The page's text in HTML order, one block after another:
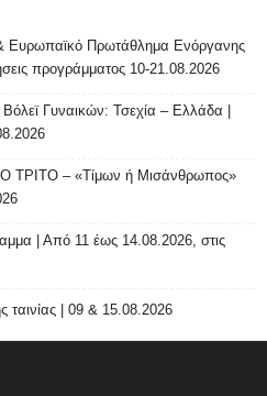
Πρωτάθλημα Ενόργανης
προγράμματος 10-21.08.2026
Γυναικών: Τσεχία – Ελλάδα |
– «Τίμων ή Μισάνθρωπος»
| Από 11 έως 14.08.2026, στις
ταινίας | 09 & 15.08.2026